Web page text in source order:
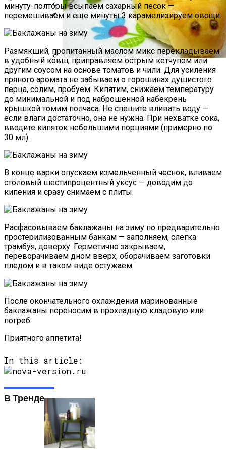
Какие Растения Сажать Для Удачи,
Любви И Богатства
Маникюр С Разноцветными
Стрелочками
Пирожки С Мясом «Поросята»
минуту-полторы всыпаем сахарный песок —
перемешиваем и еще минуты 3 карамелизируем овощи.
Размякший, пропитанный маслом микс перекладываем
в удобный ковш, приправляем острым кетчупом или
другим соусом на основе томатов и чили. Для усиления
пряного аромата не забываем о горошинах душистого
перца, солим, пробуем. Кипятим, снижаем температуру
до минимальной и под наброшенной набекрень
крышкой томим полчаса. Не спешите вливать воду —
если влаги достаточно, она не нужна. При нехватке сока,
вводите кипяток небольшими порциями (примерно по
30 мл).
В конце варки опускаем измельченный чеснок, вливаем
столовый шестипроцентный уксус — доводим до
кипения и сразу снимаем с плиты.
Расфасовываем баклажаны на зиму по предварительно
простерилизованным банкам — заполняем, слегка
трамбуя, доверху. Герметично закрываем,
переворачиваем дном вверх, оборачиваем заготовки
пледом и в таком виде остужаем.
После окончательного охлаждения маринованные
баклажаны переносим в прохладную кладовую или
погреб.
Приятного аппетита!
In this article:
В Тренде